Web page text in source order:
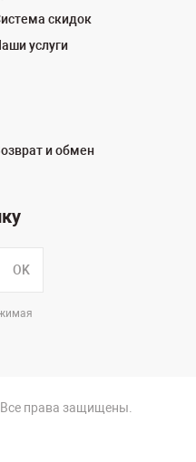
скидок
услуги
и обмен
OK
права защищены.